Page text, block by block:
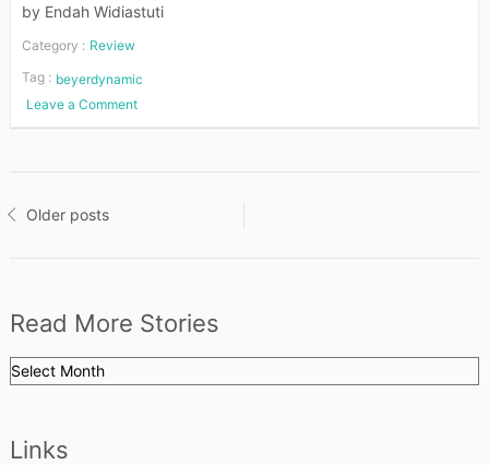
by Endah Widiastuti
Category : Review
Tag : beyerdynamic
Leave a Commenton
Endah
::
Posts
navigation
Older posts
Read More Stories
Read
Links